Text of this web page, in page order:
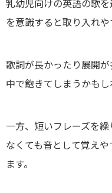
乳幼児向けの英語の歌
を意識すると取り入れや
歌詞が長かったり展開
中で飽きてしまうかもし
一方、短いフレーズを
なくても音として覚え
ます。